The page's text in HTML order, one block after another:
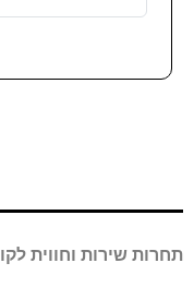
תחרות שירות וחווית לקוח